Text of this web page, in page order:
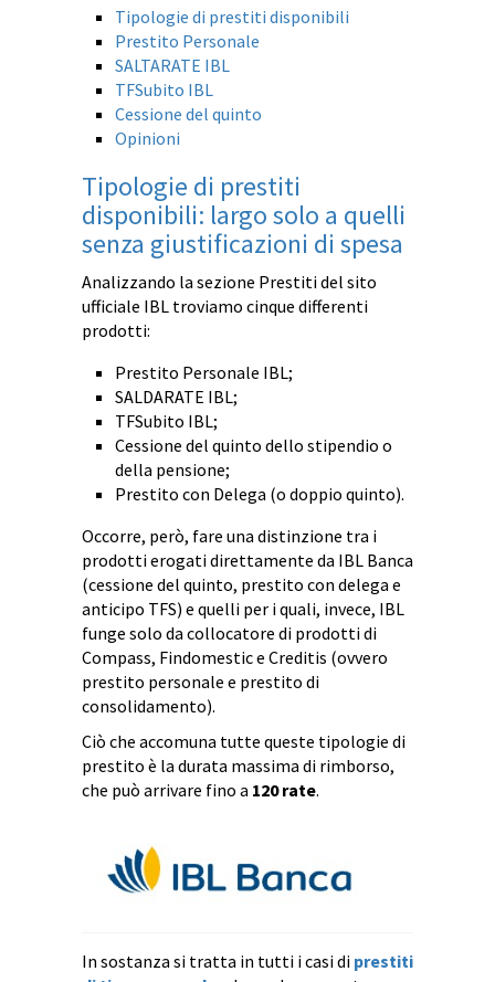
Tipologie di prestiti disponibili
Prestito Personale
SALTARATE IBL
TFSubito IBL
Cessione del quinto
Opinioni
Tipologie di prestiti
disponibili: largo solo a quelli
senza giustificazioni di spesa
Analizzando la sezione Prestiti del sito
ufficiale IBL troviamo cinque differenti
prodotti:
Prestito Personale IBL;
SALDARATE IBL;
TFSubito IBL;
Cessione del quinto dello stipendio o
della pensione;
Prestito con Delega (o doppio quinto).
Occorre, però, fare una distinzione tra i
prodotti erogati direttamente da IBL Banca
(cessione del quinto, prestito con delega e
anticipo TFS) e quelli per i quali, invece, IBL
funge solo da collocatore di prodotti di
Compass, Findomestic e Creditis (ovvero
prestito personale e prestito di
consolidamento).
Ciò che accomuna tutte queste tipologie di
prestito è la durata massima di rimborso,
che può arrivare fino a 120 rate.
In sostanza si tratta in tutti i casi di prestiti